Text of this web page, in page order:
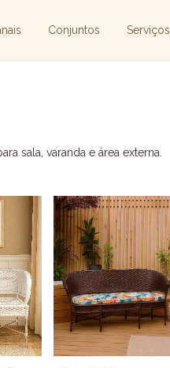
Conjuntos Serviços
sala, varanda e área externa.